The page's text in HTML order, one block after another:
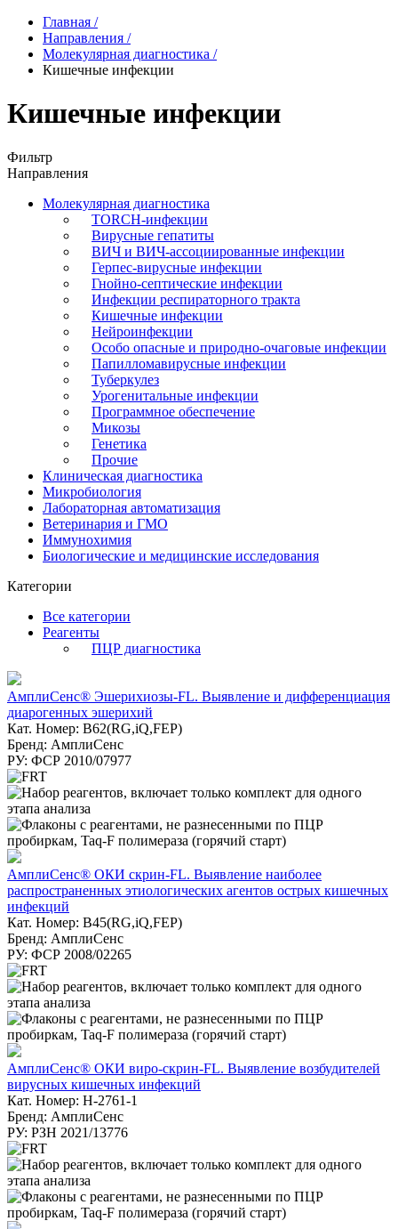
Главная /
Направления /
Молекулярная диагностика /
Кишечные инфекции
Кишечные инфекции
Фильтр
Направления
Молекулярная диагностика
TORCH-инфекции
Вирусные гепатиты
ВИЧ и ВИЧ-ассоциированные инфекции
Герпес-вирусные инфекции
Гнойно-септические инфекции
Инфекции респираторного тракта
Кишечные инфекции
Нейроинфекции
Особо опасные и природно-очаговые инфекции
Папилломавирусные инфекции
Туберкулез
Урогенитальные инфекции
Программное обеспечение
Микозы
Генетика
Прочие
Клиническая диагностика
Микробиология
Лабораторная автоматизация
Ветеринария и ГМО
Иммунохимия
Биологические и медицинские исследования
Категории
Все категории
Реагенты
ПЦР диагностика
АмплиСенс® Эшерихиозы-FL. Выявление и дифференциация
диарогенных эшерихий
Кат. Номер: B62(RG,iQ,FEP)
Бренд: АмплиСенс
РУ: ФСР 2010/07977
АмплиСенс® ОКИ скрин-FL. Выявление наиболее
распространенных этиологических агентов острых кишечных
инфекций
Кат. Номер: B45(RG,iQ,FEP)
Бренд: АмплиСенс
РУ: ФСР 2008/02265
АмплиСенс® ОКИ виро-скрин-FL. Выявление возбудителей
вирусных кишечных инфекций
Кат. Номер: Н-2761-1
Бренд: АмплиСенс
РУ: РЗН 2021/13776